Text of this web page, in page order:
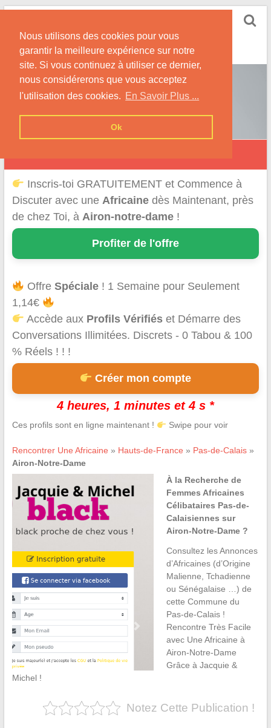
Nous utilisons des cookies pour vous
garantir la meilleure expérience sur notre
site. Si vous continuez à utiliser ce dernier,
nous considérerons que vous acceptez
l'utilisation des cookies. En Savoir Plus ...
Ok
Skip
content
Conseils et Infos pour la Rencontre d'une Belle
Africaine !
Inscris-toi GRATUITEMENT et Commence à
Discuter avec une Africainedès Maintenant, près
de chez Toi, à Airon-notre-dame!
Profiter de l'offre
OffreSpéciale ! 1 Semaine pour Seulement
1,14€
Accède aux Profils Vérifiés et Démarre des
Conversations Illimitées. Discrets - 0 Tabou & 100
% Réels ! ! !
Créer mon compte
4 heures, 1 minutes et 4 s *
Ces profils sont en ligne maintenant ! Swipe pour voir
Rencontrer Une Africaine » Hauts-de-France » Pas-de-Calais»
Airon-Notre-Dame
À la Recherche de
Femmes Africaines
Célibataires Pas-de-
Calaisiennes sur
Airon-Notre-Dame ?
Consultez les Annonces
d’Africaines (d’Origine
Malienne, Tchadienne
ou Sénégalaise …) de
cette Commune du
Pas-de-Calais !
Rencontre Très Facile
avec Une Africaine à
Airon-Notre-Dame
Grâce à Jacquie &
Michel !
Notez Cette Publication !